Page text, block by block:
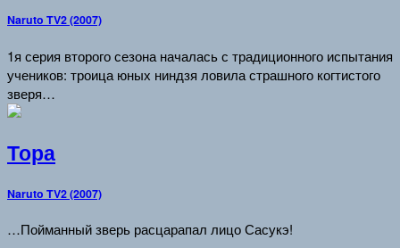
Naruto TV2 (2007)
1я серия второго сезона началась с традиционного испытания
учеников: троица юных ниндзя ловила страшного когтистого
зверя…
Тора
Naruto TV2 (2007)
…Пойманный зверь расцарапал лицо Сасукэ!